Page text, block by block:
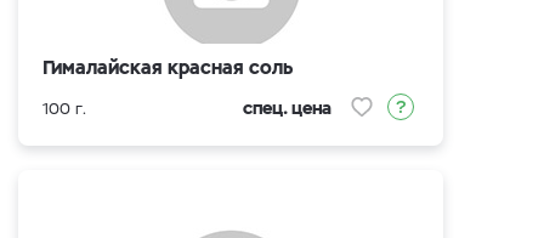
Гималайская красная соль
100 г. спец. цена